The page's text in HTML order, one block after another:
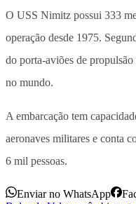
O USS Nimitz possui 333
operação desde 1975.
do porta-aviões de
no mundo.
A embarcação tem
aeronaves militares e conta
6 mil pessoas.
Enviar no WhatsApp